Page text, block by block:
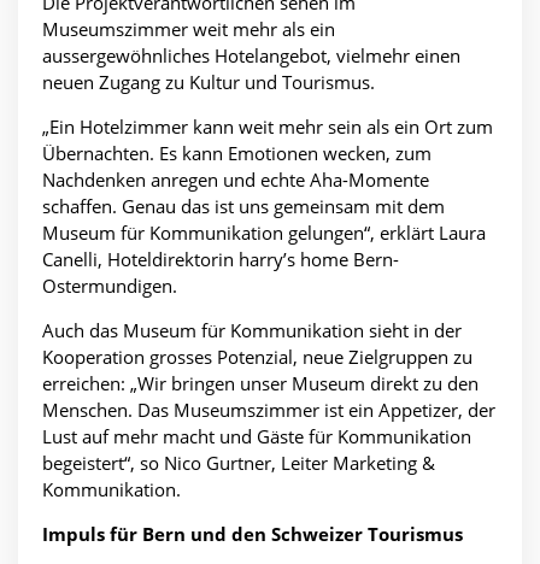
Museumszimmer weit mehr als ein
aussergewöhnliches Hotelangebot, vielmehr einen
neuen Zugang zu Kultur und Tourismus.
„Ein Hotelzimmer kann weit mehr sein als ein Ort zum
Übernachten. Es kann Emotionen wecken, zum
Nachdenken anregen und echte Aha-Momente
schaffen. Genau das ist uns gemeinsam mit dem
Museum für Kommunikation gelungen“, erklärt Laura
Canelli, Hoteldirektorin harry’s home Bern-
Ostermundigen.
Auch das Museum für Kommunikation sieht in der
Kooperation grosses Potenzial, neue Zielgruppen zu
erreichen: „Wir bringen unser Museum direkt zu den
Menschen. Das Museumszimmer ist ein Appetizer, der
Lust auf mehr macht und Gäste für Kommunikation
begeistert“, so Nico Gurtner, Leiter Marketing &
Kommunikation.
Impuls für Bern und den Schweizer Tourismus